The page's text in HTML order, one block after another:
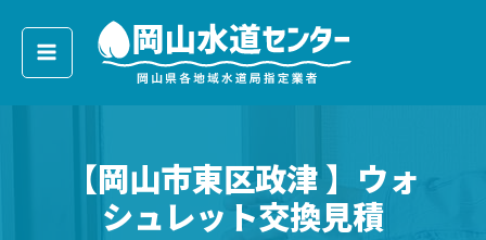
【岡山市東区政津 】ウォ
シュレット交換見積
ー
カ
イ